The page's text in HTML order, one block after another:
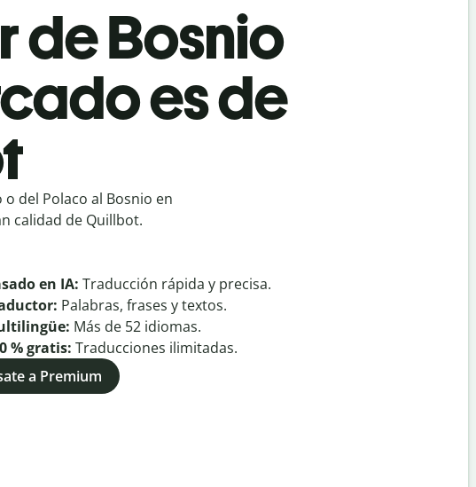
de Bosnio
es de
del Polaco al Bosnio en
calidad de Quillbot.
en IA: Traducción rápida y precisa.
Palabras, frases y textos.
Más de 52 idiomas.
% gratis: Traducciones ilimitadas.
a Premium